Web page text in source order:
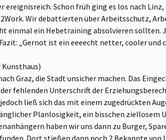
ereignisreich. Schon früh ging es los nach
Wir debattierten über Arbeitsschutz,
einmal ein Hebetraining absolvieren sollten.
„Gernot ist ein eeeecht netter, cooler und
Graz, die Stadt unsicher machen. Das
fehlenden Unterschrift der
ließ sich das mit einem zugedrückten
Planlosigkeit, ein bisschen ziellosem
haben wir uns dann zu Burger,
Dort stießen dann noch 2 Bekannte von